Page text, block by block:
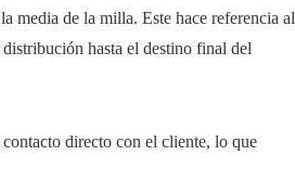
media de la milla. Este hace referencia al
hasta el destino final del
directo con el cliente, lo que